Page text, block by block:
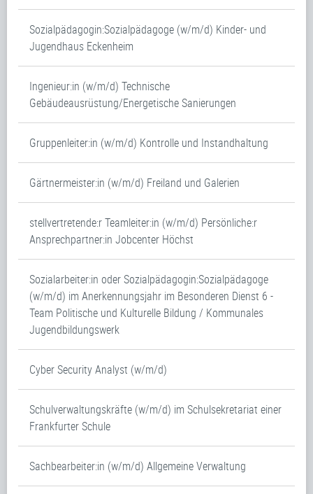
Sozialpädagogin:Sozialpädagoge (w/m/d) Kinder- und
Jugendhaus Eckenheim
Ingenieur:in (w/m/d) Technische
Gebäudeausrüstung/Energetische Sanierungen
Gruppenleiter:in (w/m/d) Kontrolle und Instandhaltung
Gärtnermeister:in (w/m/d) Freiland und Galerien
stellvertretende:r Teamleiter:in (w/m/d) Persönliche:r
Ansprechpartner:in Jobcenter Höchst
Sozialarbeiter:in oder Sozialpädagogin:Sozialpädagoge
(w/m/d) im Anerkennungsjahr im Besonderen Dienst 6 -
Team Politische und Kulturelle Bildung / Kommunales
Jugendbildungswerk
Cyber Security Analyst (w/m/d)
Schulverwaltungskräfte (w/m/d) im Schulsekretariat einer
Frankfurter Schule
Sachbearbeiter:in (w/m/d) Allgemeine Verwaltung